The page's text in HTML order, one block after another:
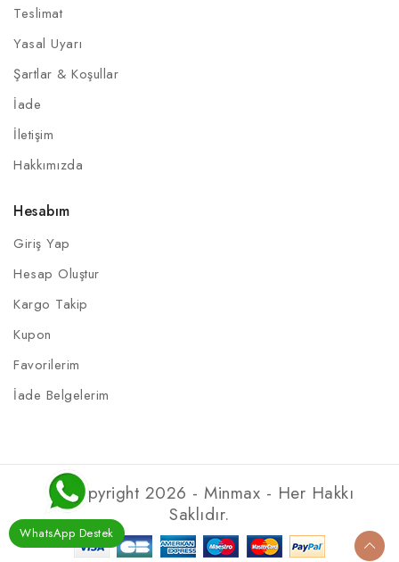
WhatsApp Destek
Teslimat
Yasal Uyarı
Şartlar & Koşullar
İade
İletişim
Hakkımızda
Hesabım
Giriş Yap
Hesap Oluştur
Kargo Takip
Kupon
Favorilerim
İade Belgelerim
© Copyright 2026 - Minmax - Her Hakkı
Saklıdır.